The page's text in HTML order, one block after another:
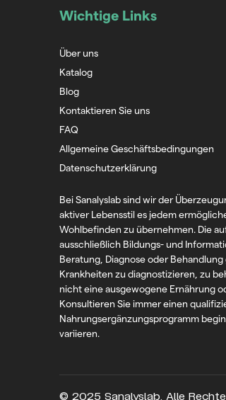
Wichtige Links
Über uns
Katalog
Blog
Kontaktieren Sie uns
FAQ
Allgemeine Geschäftsbedingungen
Datenschutzerklärung
Bei Sanalyslab sind wir der
aktiver Lebensstil es jedem
Wohlbefinden zu übernehmen. Die
ausschließlich Bildungs- und
Beratung, Diagnose oder
Krankheiten zu diagnostizieren, zu
nicht eine ausgewogene Ernährung
Konsultieren Sie immer einen
Nahrungsergänzungsprogramm
variieren.
© 2025 Sanalyslab. Alle